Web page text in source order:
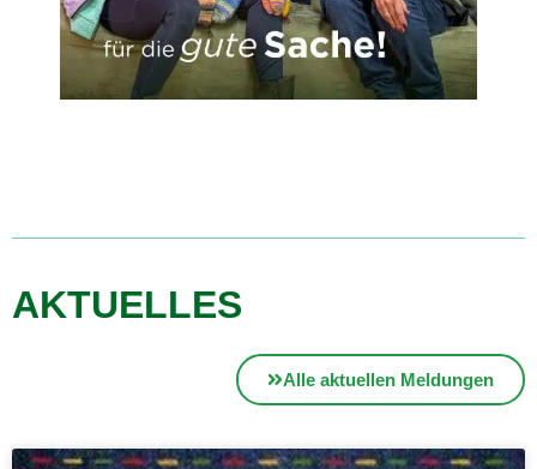
AKTUELLES
Alle aktuellen Meldungen